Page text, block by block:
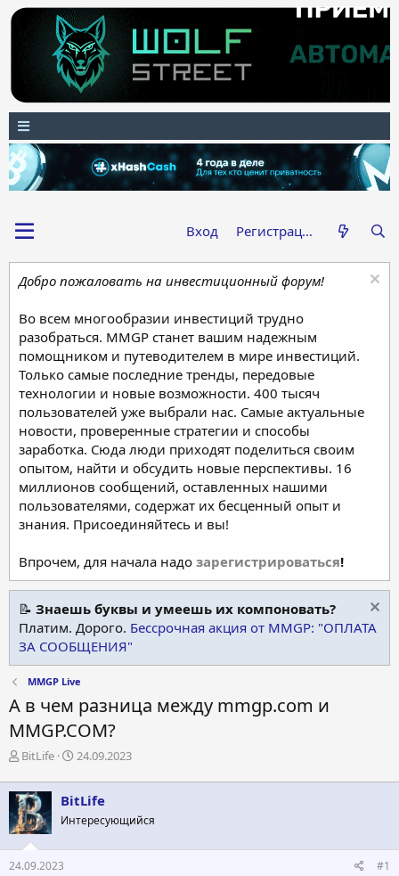
Вход Регистрация
Добро пожаловать на инвестиционный форум!
Во всем многообразии инвестиций трудно
разобраться. MMGP станет вашим надежным
помощником и путеводителем в мире инвестиций.
Только самые последние тренды, передовые
технологии и новые возможности. 400 тысяч
пользователей уже выбрали нас. Самые актуальные
новости, проверенные стратегии и способы
заработка. Сюда люди приходят поделиться своим
опытом, найти и обсудить новые перспективы. 16
миллионов сообщений, оставленных нашими
пользователями, содержат их бесценный опыт и
знания. Присоединяйтесь и вы!
Впрочем, для начала надо зарегистрироваться!
📝 Знаешь буквы и умеешь их компоновать?
Платим. Дорого. Бессрочная акция от MMGP: "ОПЛАТА
ЗА СООБЩЕНИЯ"
MMGP Live
А в чем разница между mmgp.com и
MMGP.COM?
А
т
о
р
т
е
м
BitLife
Д
т
а
н
ч
24.09.2023
BitLife
Интересующийся
24.09.2023 #1